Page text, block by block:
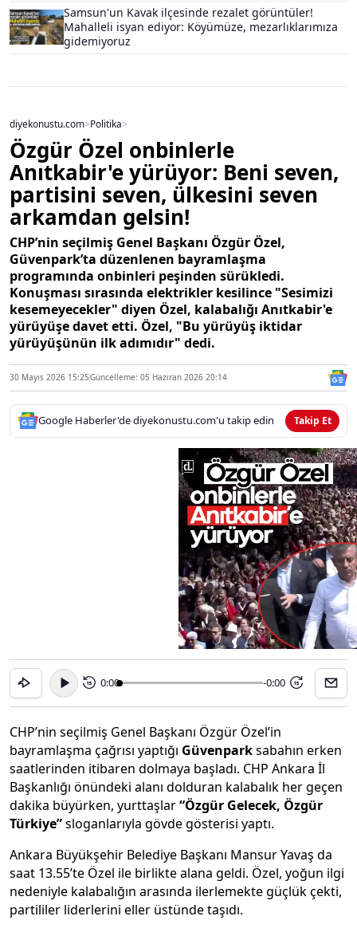
Samsun'un Kavak ilçesinde rezalet görüntüler!
Mahalleli isyan ediyor: Köyümüze, mezarlıklarımıza
gidemiyoruz
diyekonustu.com>Politika>
Özgür Özel onbinlerle
Anıtkabir'e yürüyor: Beni seven,
partisini seven, ülkesini seven
arkamdan gelsin!
CHP’nin seçilmiş Genel Başkanı Özgür Özel,
Güvenpark’ta düzenlenen bayramlaşma
programında onbinleri peşinden sürükledi.
Konuşması sırasında elektrikler kesilince "Sesimizi
kesemeyecekler" diyen Özel, kalabalığı Anıtkabir'e
yürüyüşe davet etti. Özel, "Bu yürüyüş iktidar
yürüyüşünün ilk adımıdır" dedi.
30 Mayıs 2026 15:25Güncelleme: 05 Haziran 2026 20:14
Google Haberler'de diyekonustu.com'u takip edin Takip Et
15 0:00 -0:00 15
CHP’nin seçilmiş Genel Başkanı Özgür Özel’in
bayramlaşma çağrısı yaptığı Güvenparksabahın erken
saatlerinden itibaren dolmaya başladı. CHP Ankara İl
Başkanlığı önündeki alanı dolduran kalabalık her geçen
dakika büyürken, yurttaşlar“Özgür Gelecek, Özgür
Türkiye”sloganlarıyla gövde gösterisi yaptı.
Ankara Büyükşehir Belediye Başkanı Mansur Yavaş da
saat 13.55’te Özel ile birlikte alana geldi. Özel, yoğun ilgi
nedeniyle kalabalığın arasında ilerlemekte güçlük çekti,
partililer liderlerini eller üstünde taşıdı.